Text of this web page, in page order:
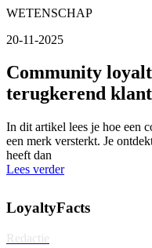
WETENSCHAP
20-11-2025
Community
terugkerend
In dit artikel lees je hoe een
een merk versterkt. Je
heeft dan
Lees verder
LoyaltyFacts
Redactie